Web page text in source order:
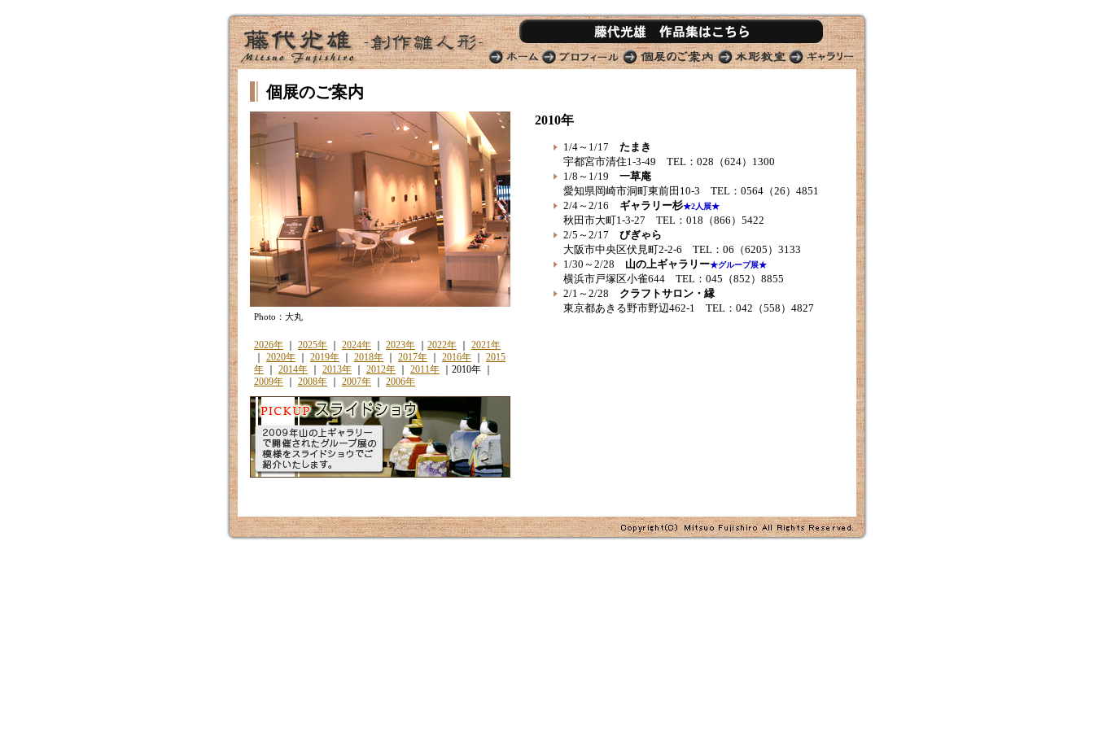
個展のご案内
Photo：大丸
2026年 2025年 2024年 2023年 2022年
2021年
2020年 2019年 2018年 2017年 2016年
2015
年
2014年 2013年 2012年 2011年 ｜2010年 ｜
2009年
2008年 2007年 2006年
2010年
1/4～1/17 たまき
宇都宮市清住1-3-49 TEL：028（624）1300
1/8～1/19 一草庵
愛知県岡崎市洞町東前田10-3 TEL：0564（26）4851
2/4～2/16 ギャラリー杉★2人展★
秋田市大町1-3-27 TEL：018（866）5422
2/5～2/17 びぎゃら
大阪市中央区伏見町2-2-6 TEL：06（6205）3133
1/30～2/28 山の上ギャラリー★グループ展★
横浜市戸塚区小雀644 TEL：045（852）8855
2/1～2/28 クラフトサロン・縁
東京都あきる野市野辺462-1 TEL：042（558）4827